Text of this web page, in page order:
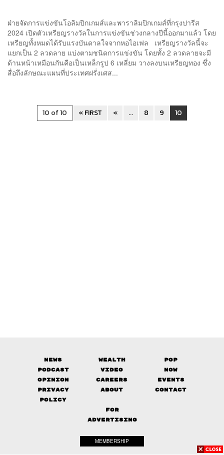
ฝ่ายจัดการแข่งขันโอลิมปิกเกมส์และพาราลิมปิกเกมส์ที่กรุงปารีส
2024 เปิดตัวเหรียญรางวัลในการแข่งขันช่วงกลางปีนี้ออกมาแล้ว โดย
เหรียญทั้งหมดได้รับแรงบันดาลใจจากหอไอเฟล เหรียญรางวัลนี้จะ
แยกเป็น 2 ลวดลาย แบ่งตามชนิดการแข่งขัน โดยทั้ง 2 ลวดลายจะมี
ด้านหน้าเหมือนกันคือเป็นเหล็กรูป 6 เหลี่ยม วางลงบนเหรียญทอง ซึ่ง
สื่อถึงลักษณะแผนที่ประเทศฝรั่งเศส...
10 of 10 « FIRST « ... 8 9 10
News Wealth
Pop
Podcast
Video
Now
Opinion
Careers
Events
Privacy
Policy
About Contact
FOR
ADVERTISING
MEMBERSHIP